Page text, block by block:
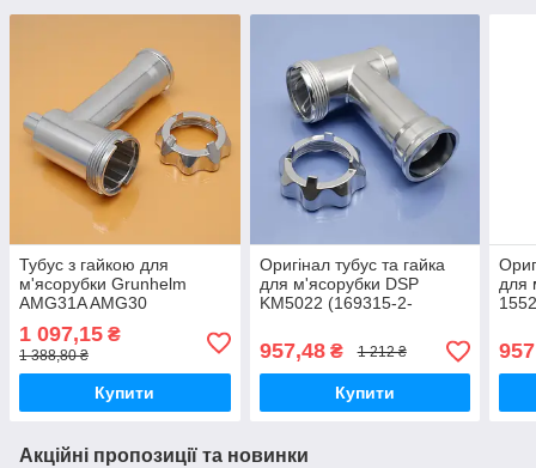
Тубус з гайкою для
м'ясорубки Grunhelm
AMG31A AMG30
1 097,15 ₴
1 388,80 ₴
Купити
Оригінал тубус та гайка
для м'ясорубки DSP
KM5022 (169315-2-
957,48₴ 1 212 ₴
Купити
для
Акційні пропозиції та новинки